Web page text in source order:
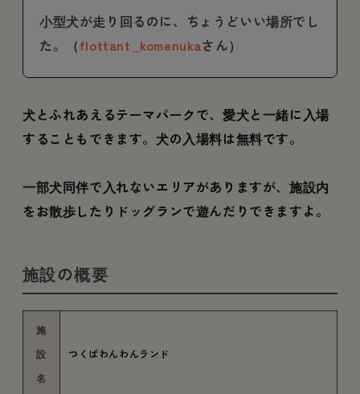
小型犬が走り回るのに、ちょうどいい場所でし
た。（flottant_komenukaさん）
犬とふれあえるテーマパークで、愛犬と一緒に入場
することもできます。犬の入場料は無料です。
一部犬同伴で入れないエリアがありますが、施設内
をお散歩したりドッグランで遊んだりできますよ。
施設の概要
施
設
名
つくばわんわんランド